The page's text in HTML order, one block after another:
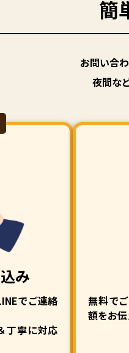
簡
お問い合
夜間な
み
でご連絡
丁寧に対応
無料で
額をお伝